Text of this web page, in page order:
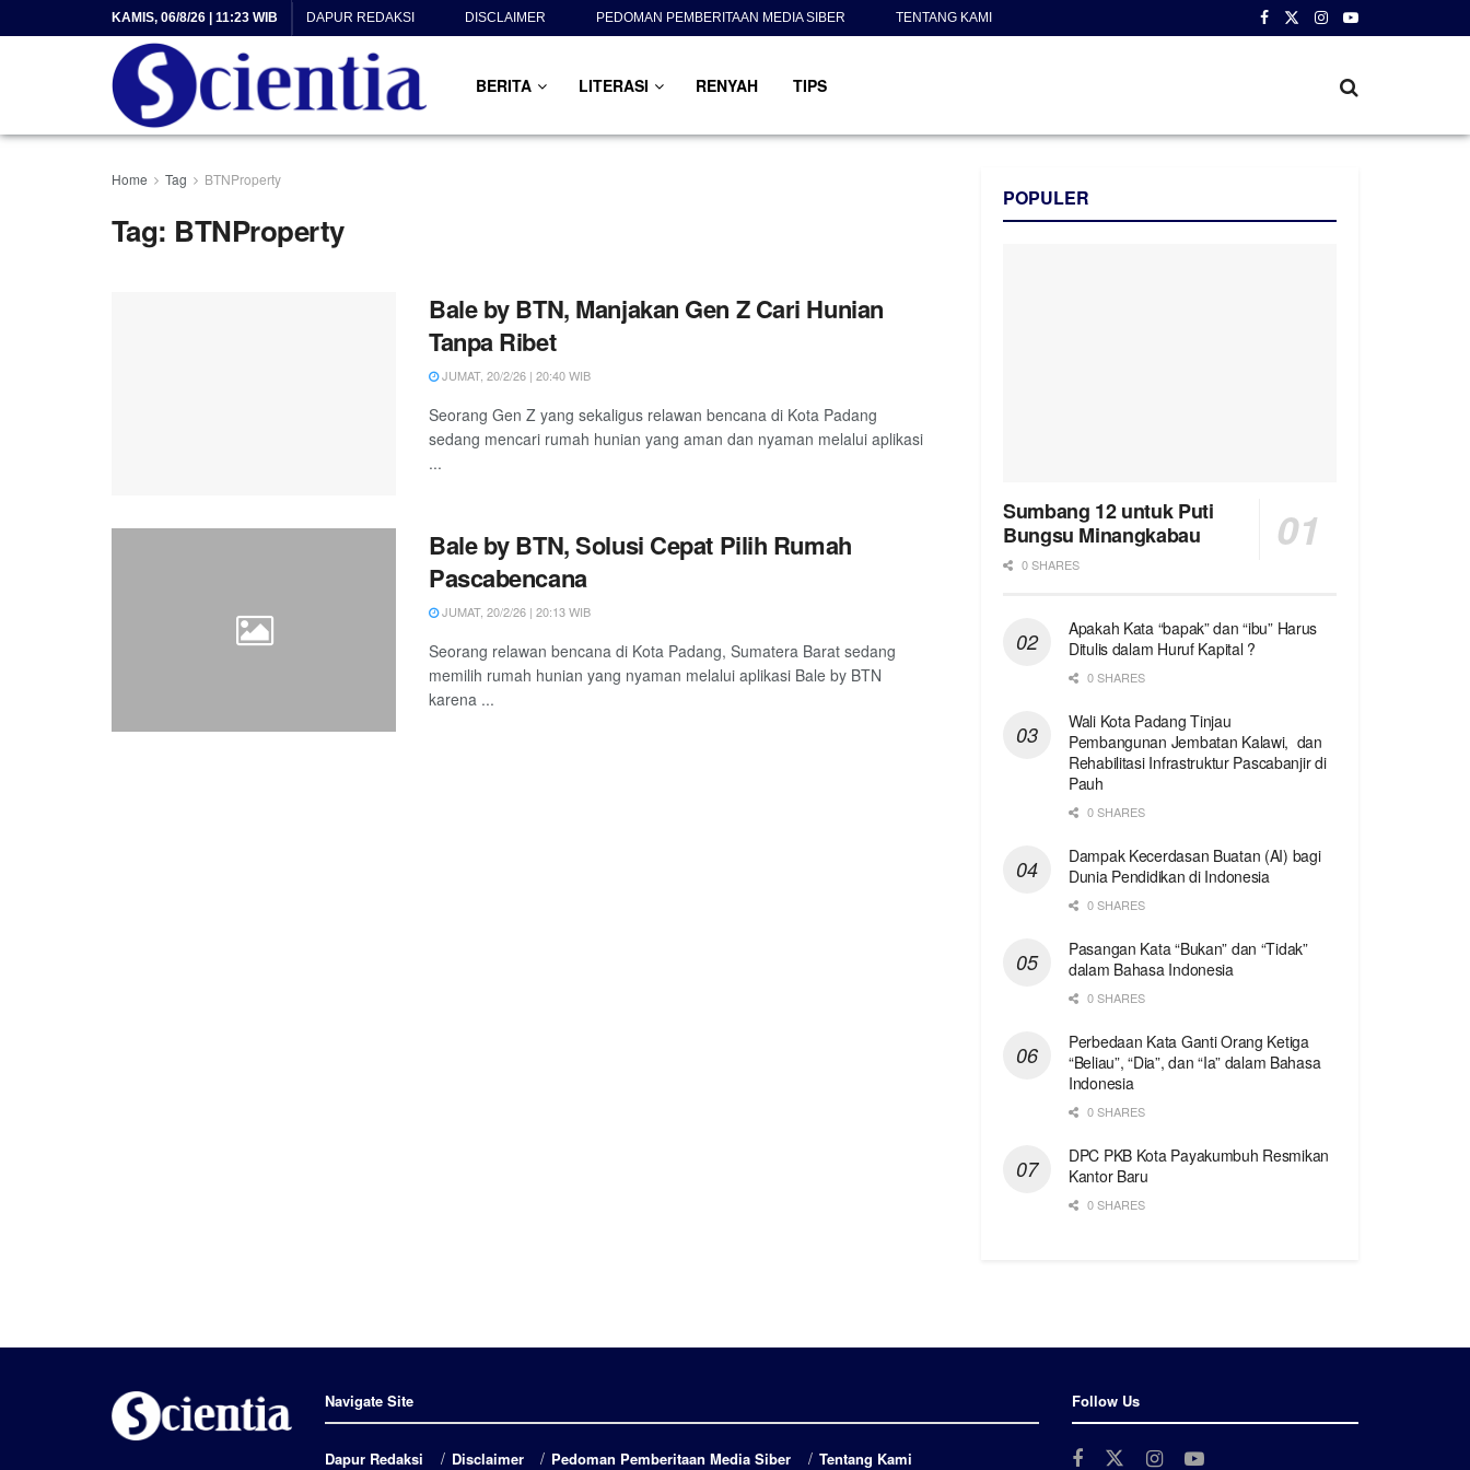
KAMIS, 06/8/26 | 11:23 WIB DAPUR REDAKSI DISCLAIMER PEDOMAN PEMBERITAAN MEDIA SIBER TENTANG KAMI
BERITA LITERASI RENYAH TIPS
Home Tag BTNProperty
Tag: BTNProperty
Bale by BTN, Manjakan Gen Z Cari Hunian
Tanpa Ribet
JUMAT, 20/2/26 | 20:40 WIB
Seorang Gen Z yang sekaligus relawan bencana di Kota Padang
sedang mencari rumah hunian yang aman dan nyaman melalui aplikasi
...
Bale by BTN, Solusi Cepat Pilih Rumah
Pascabencana
JUMAT, 20/2/26 | 20:13 WIB
Seorang relawan bencana di Kota Padang, Sumatera Barat sedang
memilih rumah hunian yang nyaman melalui aplikasi Bale by BTN
karena ...
POPULER
Sumbang 12 untuk Puti
Bungsu Minangkabau
0 SHARES
Apakah Kata “bapak” dan “ibu” Harus
Ditulis dalam Huruf Kapital ?
0 SHARES
Wali Kota Padang Tinjau
Pembangunan Jembatan Kalawi, dan
Rehabilitasi Infrastruktur Pascabanjir di
Pauh
0 SHARES
Dampak Kecerdasan Buatan (AI) bagi
Dunia Pendidikan di Indonesia
0 SHARES
Pasangan Kata “Bukan” dan “Tidak”
dalam Bahasa Indonesia
0 SHARES
Perbedaan Kata Ganti Orang Ketiga
“Beliau”, “Dia”, dan “Ia” dalam Bahasa
Indonesia
0 SHARES
DPC PKB Kota Payakumbuh Resmikan
Kantor Baru
0 SHARES
Navigate Site
Dapur Redaksi Disclaimer Pedoman Pemberitaan Media Siber Tentang Kami
Follow Us